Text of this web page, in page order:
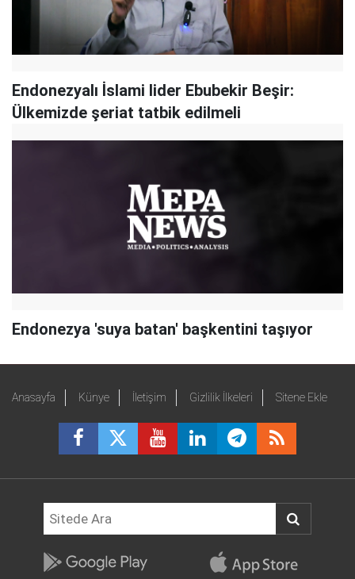
Endonezyalı İslami lider Ebubekir Beşir:
Ülkemizde şeriat tatbik edilmeli
Endonezya 'suya batan' başkentini taşıyor
Anasayfa Künye İletişim Gizlilik İlkeleri Sitene Ekle